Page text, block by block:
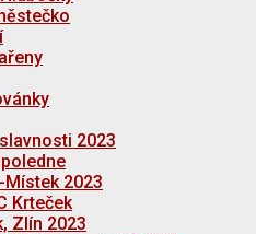
2023
Místek 2023
Krteček
Zlín 2023